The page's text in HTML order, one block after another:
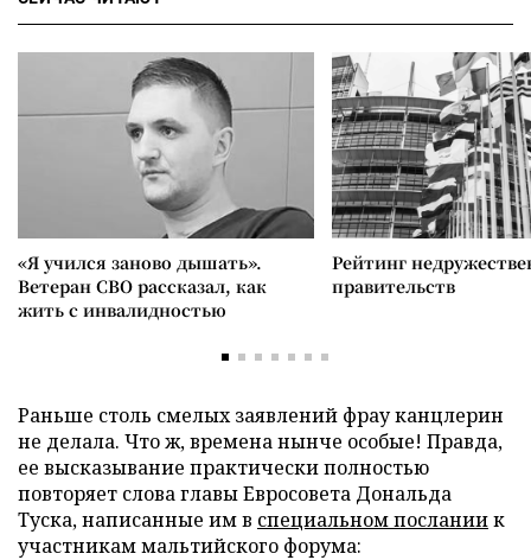
«Я учился заново дышать».
Ветеран СВО рассказал, как
жить с инвалидностью
Рейтинг
правительств
Раньше столь смелых заявлений фрау канцлерин
не делала. Что ж, времена нынче особые! Правда,
ее высказывание практически полностью
повторяет слова главы Евросовета Дональда
Туска, написанные им в специальном посланиик
участникам мальтийского форума: